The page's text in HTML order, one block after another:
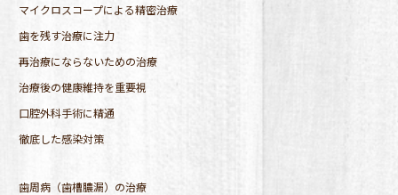
マイクロスコープによる精密治療
歯を残す治療に注力
再治療にならないための治療
治療後の健康維持を重要視
口腔外科手術に精通
徹底した感染対策
歯周病（歯槽膿漏）の治療